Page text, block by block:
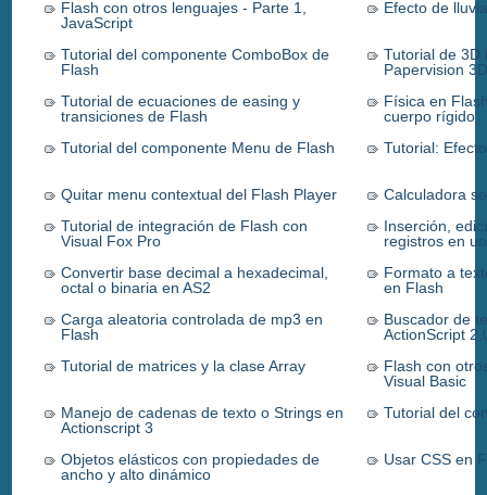
Flash con otros lenguajes - Parte 1,
JavaScript
Efecto de
Tutorial del componente ComboBox de
Flash
Tutorial de 3D
Papervision
Tutorial de ecuaciones de easing y
transiciones de Flash
Física en
cuerpo rígido
Tutorial del componente Menu de Flash
Tutorial:
Quitar menu contextual del Flash Player
Calculadora
Tutorial de integración de Flash con
Visual Fox Pro
Inserción,
registros en
Convertir base decimal a hexadecimal,
octal o binaria en AS2
Formato a
en Flash
Carga aleatoria controlada de mp3 en
Flash
Buscador de
ActionScript
Tutorial de matrices y la clase Array
Flash con
Visual Basic
Manejo de cadenas de texto o Strings en
Actionscript 3
Tutorial del
Objetos elásticos con propiedades de
ancho y alto dinámico
Usar CSS en